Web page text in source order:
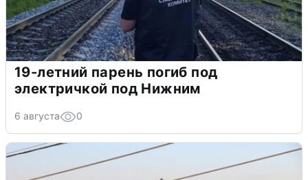
19-летний парень погиб под
электричкой под Нижним
6 августа 0